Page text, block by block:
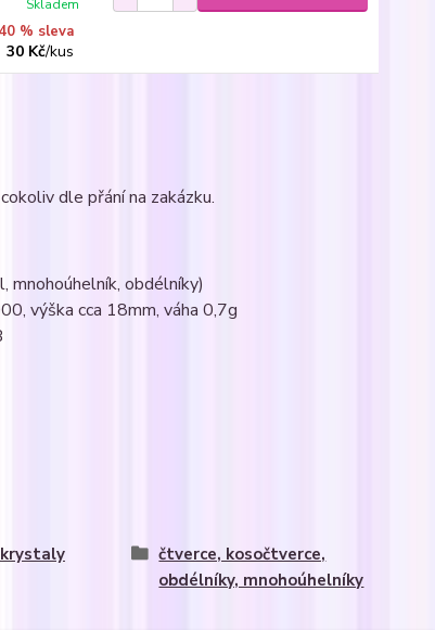
40 % sleva
30 Kč/kus
Skladem
dle přání na zakázku.
obdélníky)
výška cca 18mm, váha 0,7g
krystaly
čtverce, kosočtverce,
obdélníky, mnohoúhelníky